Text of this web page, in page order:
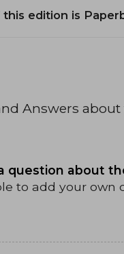
edition is
Answers about
question about
to add your own